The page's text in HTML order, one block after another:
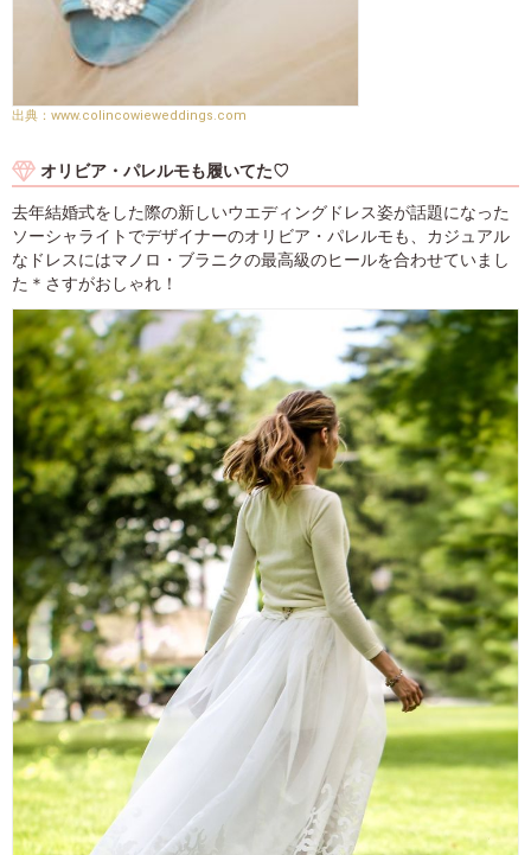
www.colincowieweddings.com
オリビア・パレルモも履いてた♡
去年結婚式をした際の新しいウエディングドレス姿が話題になった
ソーシャライトでデザイナーのオリビア・パレルモも、カジュアル
なドレスにはマノロ・ブラニクの最高級のヒールを合わせていまし
た＊さすがおしゃれ！